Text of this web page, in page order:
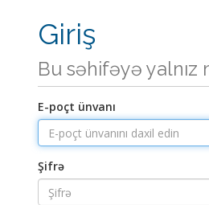
Giriş
Bu səhifəyə
E-poçt ünvanı
Şifrə